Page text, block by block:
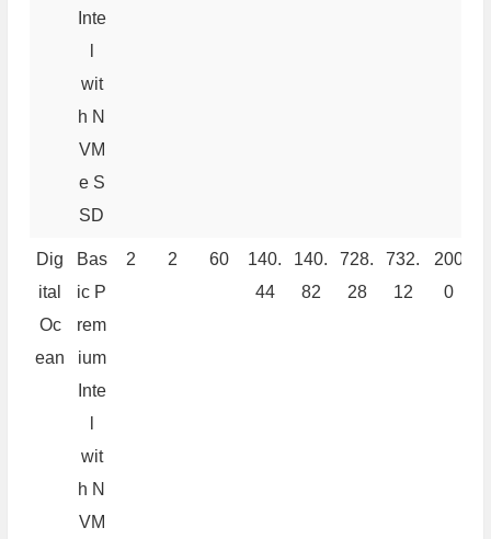
Inte
wit
h N
VM
e S
SD
Dig
ital
Oc
ean
Bas
ic P
rem
ium
Inte
wit
h N
VM
2 2 60
140.
44
140.
82
728.
28
732.
12
200
0